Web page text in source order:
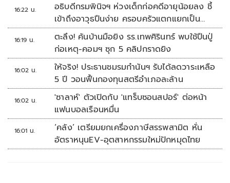
16:22 น.
อธิบดีกรมพินิจฯ ห่วงเด็กก่อคดีอายุน้อยลง ชี้
เข้าถึงอาวุธปืนง่าย ครอบครัวแตกแยกเป็น
ชนวนสำคัญ
16:19 น.
ตะลึง! ค้นบ้านมือยิง รร.เทพศิรินทร์ พบใช้ปืนปู่
ก่อเหตุ-คอมฯ ซุก 5 คลิปกราดยิง
16:02 น.
ให้จริง! ประธานชมรมกำนันฯ รับได้ลดวาระเหลือ
5 ปี วอนฟื้นกองทุนสตรีอำเภอละล้าน
16:02 น.
'ซาลาห์' ตัวเปิดกับ 'แทร็บซอนสปอร์' ต่อหน้า
แฟนบอลเรือนหมื่น
16:01 น.
‘คลัง’ เตรียมยกเครื่องภาษีสรรพสามิต หั่น
อัตราหนุนEV-อุตสาหกรรมใหม่ปักหมุดไทย